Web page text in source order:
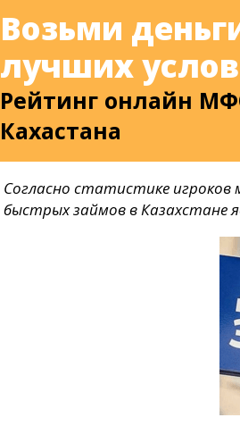
Возьми
лучших
Рейтинг онлайн
Кахастана
Согласно статистике
быстрых займов в Казахстане